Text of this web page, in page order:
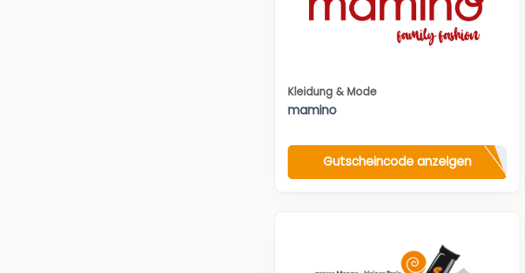
Kleidung & Mode
mamino
Gutscheincode anzeigen